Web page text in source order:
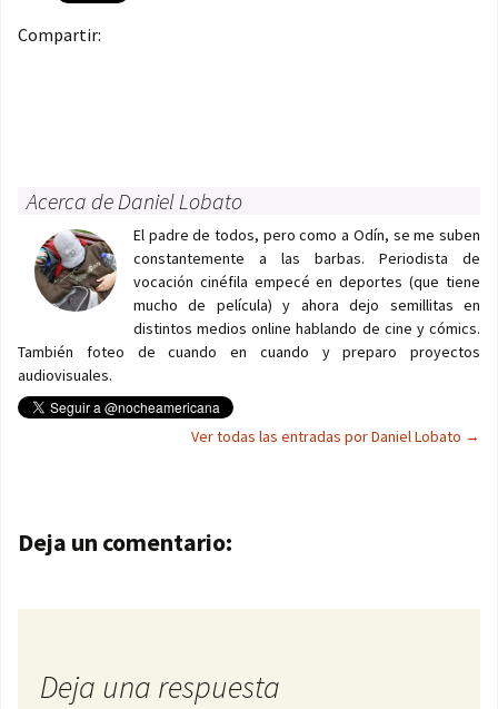
Compartir:
Acerca de Daniel Lobato
El padre de todos, pero como a Odín, se me suben
constantemente a las barbas. Periodista de
vocación cinéfila empecé en deportes (que tiene
mucho de película) y ahora dejo semillitas en
distintos medios online hablando de cine y cómics.
También foteo de cuando en cuando y preparo proyectos
audiovisuales.
Ver todas las entradas por Daniel Lobato →
Navegación de entradas
Deja un comentario:
Deja una respuesta